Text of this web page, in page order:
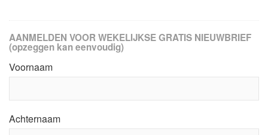
AANMELDEN VOOR WEKELIJKSE GRATIS NIEUWBRIEF
(opzeggen kan eenvoudig)
Voornaam
Achternaam